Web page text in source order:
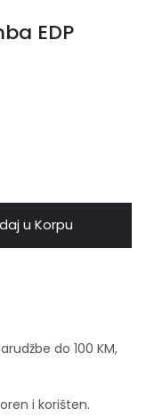
EDP
u Korpu
do 100 KM,
i korišten.